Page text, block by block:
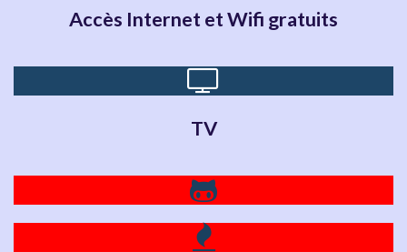
Accès Internet et Wifi gratuits
TV